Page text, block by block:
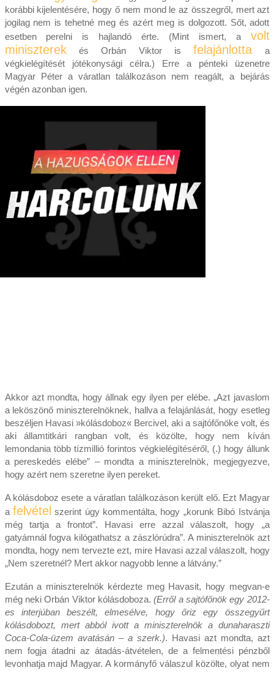
korábbi kijelentésére, hogy ő nem mond le az összegről, mert azt
jogilag nem is tehetné meg és azért meg is dolgozott. Sőt, adott
esetben perelni is hajlandó érte. (Mint ismert, a volt
miniszterekés Orbán Viktor isfelajánlotta a
végkielégítését jótékonysági célra.) Erre a pénteki üzenetre
Magyar Péter a váratlan találkozáson nem reagált, a bejárás
végén azonban igen.
Akkor azt mondta, hogy állnak egy ilyen per elébe. „Azt javaslom
a leköszönő miniszterelnöknek, hallva a felajánlását, hogy esetleg
beszéljen Havasi »kólásdoboz« Bercivel, aki a sajtófőnöke volt, és
aki államtitkári rangban volt, és közölte, hogy nem kíván
lemondania több tízmillió forintos végkielégítéséről, (.) hogy állunk
a pereskedés elébe” – mondta a miniszterelnök, megjegyezve,
hogy azért nem szeretne ilyen pereket.
A kólásdoboz esete a váratlan találkozáson került elő. Ezt Magyar
a felvétel szerint úgy kommentálta, hogy „korunk Bibó Istvánja
még tartja a frontot”. Havasi erre azzal válaszolt, hogy „a
gatyámnál fogva kilógathatsz a zászlórúdra”. A miniszterelnök azt
mondta, hogy nem tervezte ezt, mire Havasi azzal válaszolt, hogy
„Nem szeretnél? Mert akkor nagyobb lenne a látvány.”
Ezután a miniszterelnök kérdezte meg Havasit, hogy megvan-e
még neki Orbán Viktor kólásdoboza.(Erről a sajtófőnök egy 2012-
es interjúban beszélt, elmesélve, hogy őriz egy összegyűrt
kólásdobozt, mert abból ivott a miniszterelnök a dunaharaszti
Coca-Cola-üzem avatásán – a szerk.). Havasi azt mondta, azt
nem fogja átadni az átadás-átvételen, de a felmentési pénzből
levonhatja majd Magyar. A kormányfő válaszul közölte, olyat nem